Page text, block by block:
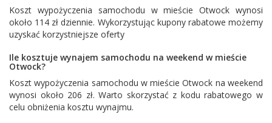
Koszt wypożyczenia samochodu w mieście Otwock wynosi
około 114 zł dziennie. Wykorzystując kupony rabatowe możemy
uzyskać korzystniejsze oferty
Ile kosztuje wynajem samochodu na weekend w mieście
Otwock?
Koszt wypożyczenia samochodu w mieście Otwock na weekend
wynosi około 206 zł. Warto skorzystać z kodu rabatowego w
celu obniżenia kosztu wynajmu.